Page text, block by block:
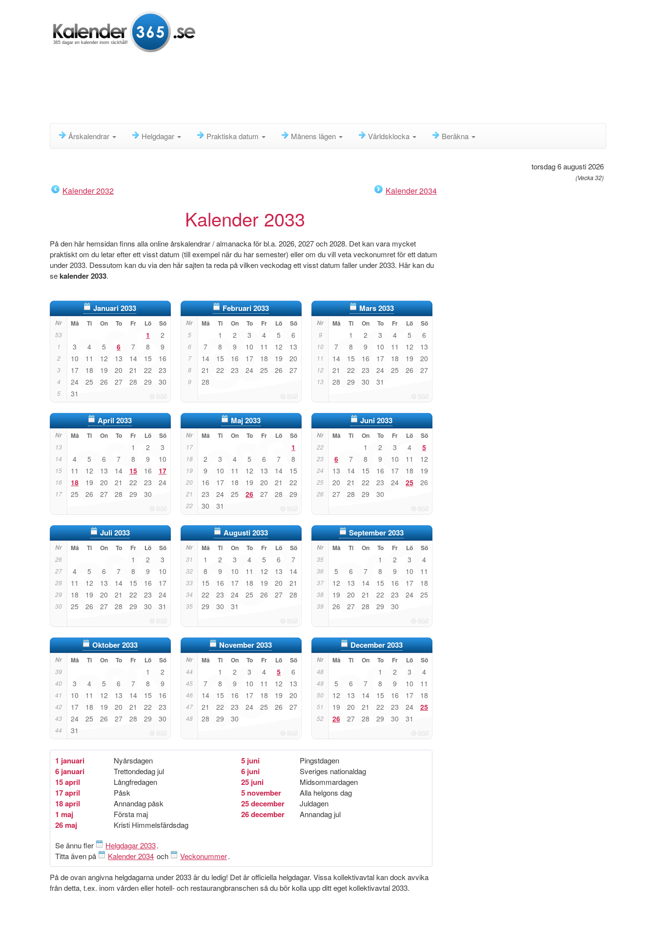
365 dagar en kalender inom räckhåll!
Årskalendrar Helgdagar Praktiska datum Månens lägen Världsklocka Beräkna
torsdag 6 augusti 2026
(Vecka 32)
Kalender 2032 Kalender 2034
Kalender 2033
På den här hemsidan finns alla online årskalendrar / almanacka för bl.a. 2026, 2027 och 2028. Det kan vara mycket
praktiskt om du letar efter ett visst datum (till exempel när du har semester) eller om du vill veta veckonumret för ett datum
under 2033. Dessutom kan du via den här sajten ta reda på vilken veckodag ett visst datum faller under 2033. Här kan du
sekalender 2033.
Januari 2033
Nr Må Ti On To Fr Lö Sö
53 1 2
1 3 4 5 6 7 8 9
2 10 11 12 13 14 15 16
3 17 18 19 20 21 22 23
4 24 25 26 27 28 29 30
5 31
Februari 2033
Nr Må Ti On To Fr Lö Sö
5 1 2 3 4 5 6
6 7 8 9 10 11 12 13
7 14 15 16 17 18 19 20
8 21 22 23 24 25 26 27
9 28
Mars 2033
Nr Må Ti On To Fr Lö Sö
9 1 2 3 4 5 6
10 7 8 9 10 11 12 13
11 14 15 16 17 18 19 20
12 21 22 23 24 25 26 27
13 28 29 30 31
April 2033
Nr Må Ti On To Fr Lö Sö
13 1 2 3
14 4 5 6 7 8 9 10
15 11 12 13 14 15 16 17
16 18 19 20 21 22 23 24
17 25 26 27 28 29 30
Maj 2033
Nr Må Ti On To Fr Lö Sö
17 1
18 2 3 4 5 6 7 8
19 9 10 11 12 13 14 15
20 16 17 18 19 20 21 22
21 23 24 25 26 27 28 29
22 30 31
Juni 2033
Nr Må Ti On To Fr Lö Sö
22 1 2 3 4 5
23 6 7 8 9 10 11 12
24 13 14 15 16 17 18 19
25 20 21 22 23 24 25 26
26 27 28 29 30
Juli 2033
Nr Må Ti On To Fr Lö Sö
26 1 2 3
27 4 5 6 7 8 9 10
28 11 12 13 14 15 16 17
29 18 19 20 21 22 23 24
30 25 26 27 28 29 30 31
Augusti 2033
Nr Må Ti On To Fr Lö Sö
31 1 2 3 4 5 6 7
32 8 9 10 11 12 13 14
33 15 16 17 18 19 20 21
34 22 23 24 25 26 27 28
35 29 30 31
September 2033
Nr Må Ti On To Fr Lö Sö
35 1 2 3 4
36 5 6 7 8 9 10 11
37 12 13 14 15 16 17 18
38 19 20 21 22 23 24 25
39 26 27 28 29 30
Oktober 2033
Nr Må Ti On To Fr Lö Sö
39 1 2
40 3 4 5 6 7 8 9
41 10 11 12 13 14 15 16
42 17 18 19 20 21 22 23
43 24 25 26 27 28 29 30
44 31
November 2033
Nr Må Ti On To Fr Lö Sö
44 1 2 3 4 5 6
45 7 8 9 10 11 12 13
46 14 15 16 17 18 19 20
47 21 22 23 24 25 26 27
48 28 29 30
December 2033
Nr Må Ti On To Fr Lö Sö
48 1 2 3 4
49 5 6 7 8 9 10 11
50 12 13 14 15 16 17 18
51 19 20 21 22 23 24 25
52 26 27 28 29 30 31
1 januari Nyårsdagen
6 januari Trettondedag jul
15 april Långfredagen
17 april Påsk
18 april Annandag påsk
1 maj Första maj
26 maj Kristi Himmelsfärdsdag
5 juni Pingstdagen
6 juni Sveriges nationaldag
25 juni Midsommardagen
5 november Alla helgons dag
25 december Juldagen
26 december Annandag jul
Se ännu fler Helgdagar 2033.
Titta även på
Kalender 2034 och Veckonummer.
På de ovan angivna helgdagarna under 2033 är du ledig! Det är officiella helgdagar. Vissa kollektivavtal kan dock avvika
från detta, t.ex. inom vården eller hotell- och restaurangbranschen så du bör kolla upp ditt eget kollektivavtal 2033.